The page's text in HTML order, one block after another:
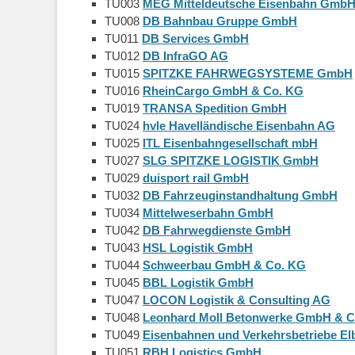
TU003 MEG Mitteldeutsche Eisenbahn GmbH
TU008 DB Bahnbau Gruppe GmbH
TU011 DB Services GmbH
TU012 DB InfraGO AG
TU015 SPITZKE FAHRWEGSYSTEME GmbH
TU016 RheinCargo GmbH & Co. KG
TU019 TRANSA Spedition GmbH
TU024 hvle Havelländische Eisenbahn AG
TU025 ITL Eisenbahngesellschaft mbH
TU027 SLG SPITZKE LOGISTIK GmbH
TU029 duisport rail GmbH
TU032 DB Fahrzeuginstandhaltung GmbH
TU034 Mittelweserbahn GmbH
TU042 DB Fahrwegdienste GmbH
TU043 HSL Logistik GmbH
TU044 Schweerbau GmbH & Co. KG
TU045 BBL Logistik GmbH
TU047 LOCON Logistik & Consulting AG
TU048 Leonhard Moll Betonwerke GmbH &
TU049 Eisenbahnen und Verkehrsbetriebe
TU051 RBH Logistics GmbH